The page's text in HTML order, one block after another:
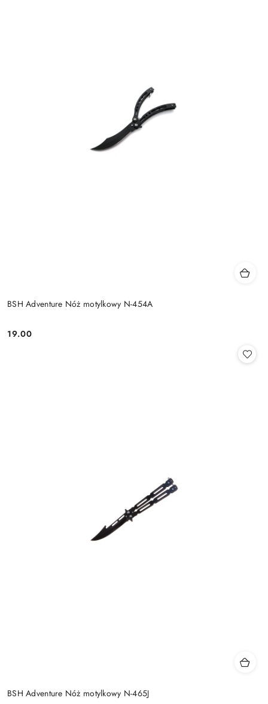
BSH Adventure Nóż motylkowy N-454A
Cena:
19.00
BSH Adventure Nóż motylkowy N-465J